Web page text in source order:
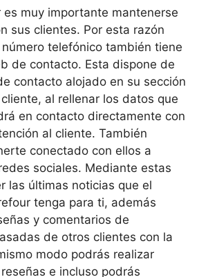
es muy importante mantenerse
sus clientes. Por esta razón
telefónico también tiene
de contacto. Esta dispone de
contacto alojado en su sección
al rellenar los datos que
en contacto directamente con
al cliente. También
conectado con ellos a
sociales. Mediante estas
las últimas noticias que el
tenga para ti, además
y comentarios de
de otros clientes con la
modo podrás realizar
e incluso podrás